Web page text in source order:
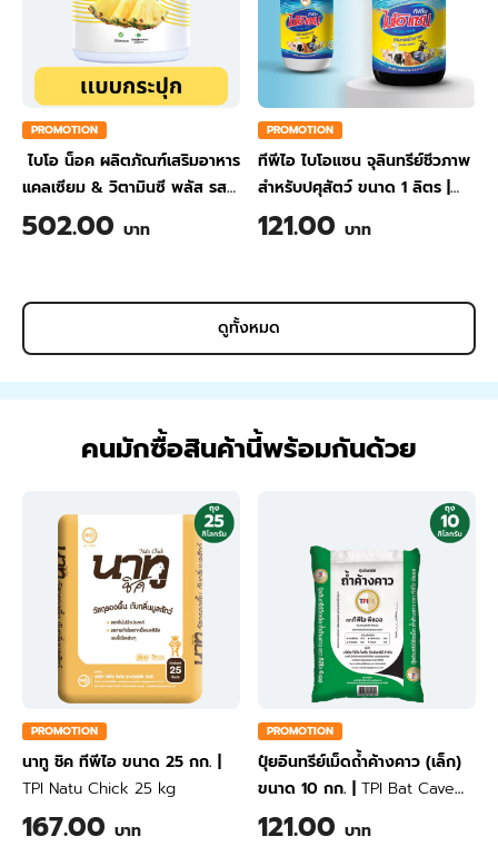
PROMOTION
ไบโอ น็อค ผลิตภัณฑ์เสริมอาหาร
แคลเซียม & วิตามินซี พลัส รส
สับปะรด ขนาด 200 กรัม
502.00 บาท
PROMOTION
ทีพีไอ ไบโอแซน จุลินทรีย์ชีวภาพ
สำหรับปศุสัตว์ ขนาด 1 ลิตร
TPI BIO-SAN Organic
Wastewater Treatment for
121.00 บาท
ดูทั้งหมด
คนมักซื้อสินค้านี้พร้อมกันด้วย
PROMOTION
นาทู ชิค ทีพีไอ ขนาด 25 กก.
TPI Natu Chick 25 kg
167.00 บาท
PROMOTION
ปุ๋ยอินทรีย์เม็ดถ้ำค้างคาว (เล็ก)
ขนาด 10 กก.
TPI Bat Cave
Granular Fertilizer (Small
Granular) 10 kg
121.00 บาท